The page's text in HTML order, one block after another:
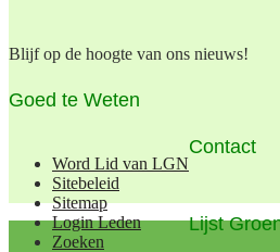
Blijf op de hoogte van ons nieuws!
Goed te Weten
Word Lid van LGN
Sitebeleid
Sitemap
Login Leden
Zoeken
Contact
Lijst